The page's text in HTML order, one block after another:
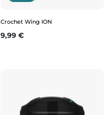
Crochet Wing ION
Prix
9,99 €